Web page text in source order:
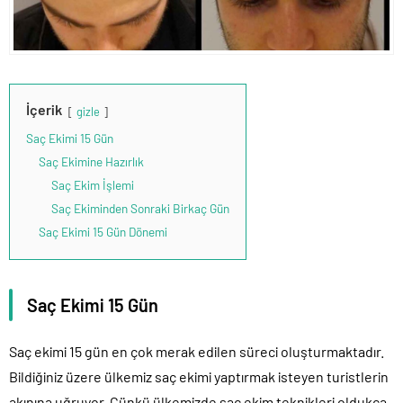
İçerik gizle
Saç Ekimi 15 Gün
Saç Ekimine Hazırlık
Saç Ekim İşlemi
Saç Ekiminden Sonraki Birkaç Gün
Saç Ekimi 15 Gün Dönemi
Saç Ekimi 15 Gün
Saç ekimi 15 gün en çok merak edilen süreci oluşturmaktadır.
Bildiğiniz üzere ülkemiz saç ekimi yaptırmak isteyen turistlerin